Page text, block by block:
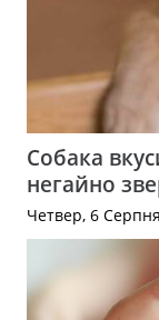
Собака
негайно
Четвер, 6